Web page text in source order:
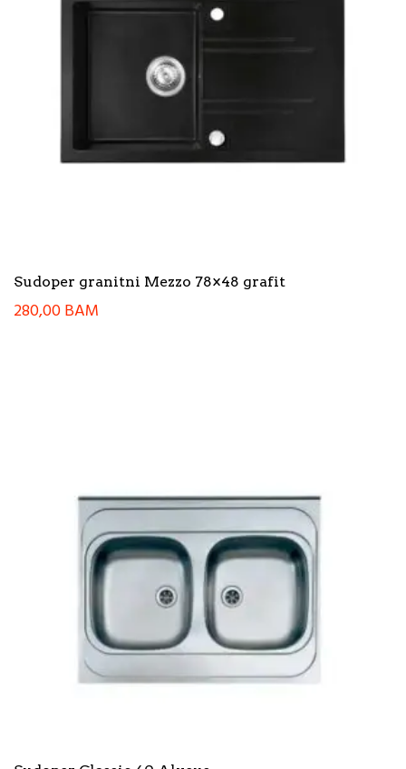
Sudoper granitni Mezzo 78×48 grafit
280,00BAM